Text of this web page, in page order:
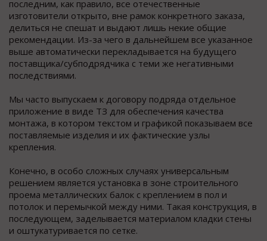
последним, как правило, все отечественные
изготовители открыто, вне рамок конкретного заказа,
делиться не спешат и выдают лишь некие общие
рекомендации. Из-за чего в дальнейшем все указанное
выше автоматически перекладывается на будущего
поставщика/субподрядчика с теми же негативными
последствиями.
Мы часто выпускаем к договору подряда отдельное
приложение в виде ТЗ для обеспечения качества
монтажа, в котором текстом и графикой показываем все
поставляемые изделия и их фактические узлы
крепления.
Конечно, в особо сложных случаях универсальным
решением является установка в зоне строительного
проема металлических балок с креплением в пол и
потолок и перемычкой между ними. Такая конструкция, в
последующем, заделывается материалом кладки стены
и оштукатуривается по сетке.